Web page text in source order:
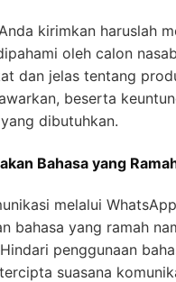
kirimkan haruslah
oleh calon
dan jelas tentang
beserta
dibutuhkan.
Bahasa yang
melalui
bahasa yang ramah
penggunaan
suasana